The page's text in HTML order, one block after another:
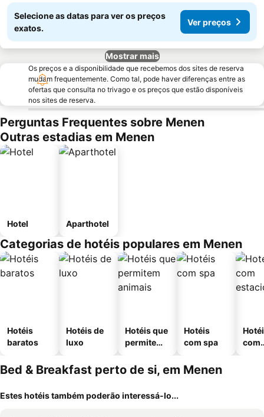
Selecione as datas para ver os preços
exatos.
Ver preços
Mostrar mais
Os preços e a disponibilidade que recebemos dos sites de reserva
mudam frequentemente. Como tal, pode haver diferenças entre as
ofertas que consulta no trivago e os preços que estão disponíveis
nos sites de reserva.
Perguntas Frequentes sobre Menen
Outras estadias em Menen
Hotel Aparthotel
Categorias de hotéis populares em Menen
Hotéis
baratos
Hotéis de
luxo
Hotéis que
permitem
Hotéis
com spa
com
Bed & Breakfast perto de si, em Menen
Estes hotéis também poderão interessá-lo...